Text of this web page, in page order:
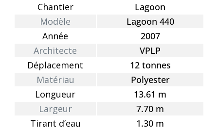
Chantier
Lagoon
Modèle
Lagoon 440
Année
2007
Architecte
VPLP
Déplacement
12 tonnes
Matériau
Polyester
Longueur
13.61 m
Largeur
7.70 m
Tirant d’eau
1.30 m